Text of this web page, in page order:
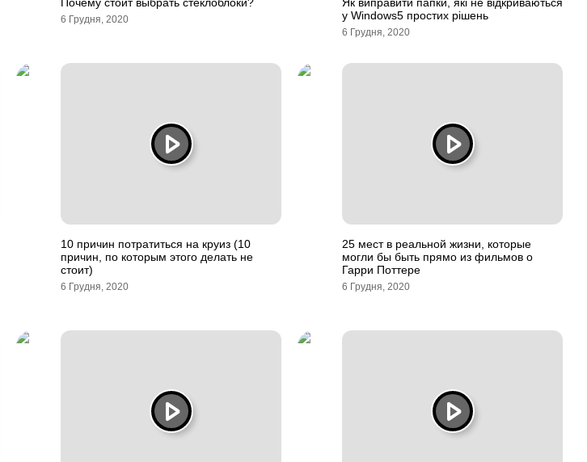
6 Грудня, 2020
у Windows5 простих рішень
6 Грудня, 2020
10 причин потратиться на круиз (10
причин, по которым этого делать не
стоит)
6 Грудня, 2020
25 мест в реальной жизни, которые
могли бы быть прямо из фильмов о
Гарри Поттере
6 Грудня, 2020